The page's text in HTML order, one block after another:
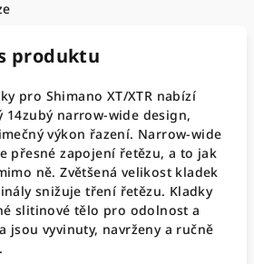
produktu
pro Shimano XT/XTR nabízí
14zubý narrow-wide design,
výkon řazení. Narrow-wide
přesné zapojení řetězu, a to jak
ně. Zvětšená velikost kladek
snižuje tření řetězu. Kladky
slitinové tělo pro odolnost a
jsou vyvinuty, navrženy a ručně